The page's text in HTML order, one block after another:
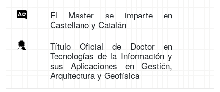
El Master se imparte en
Castellano y Catalán
Título Oficial de Doctor en
Tecnologías de la Información y
sus Aplicaciones en Gestión,
Arquitectura y Geofísica